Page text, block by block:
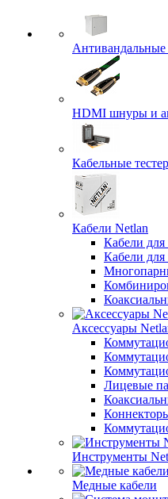
HDMI шнуры и
Кабельные
Кабели Netlan
Кабели для
Кабели
Аксессуары
Лицевые
Инструменты
Медные кабели